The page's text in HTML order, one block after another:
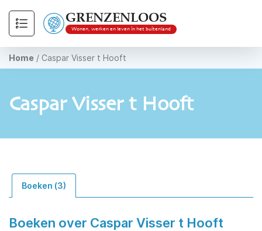
GRENZENLOOS
Wonen, werken en leven in het buitenland
Home / Caspar Visser t Hooft
Caspar Visser t Hooft
Boeken (3)
Boeken over Caspar Visser t Hooft